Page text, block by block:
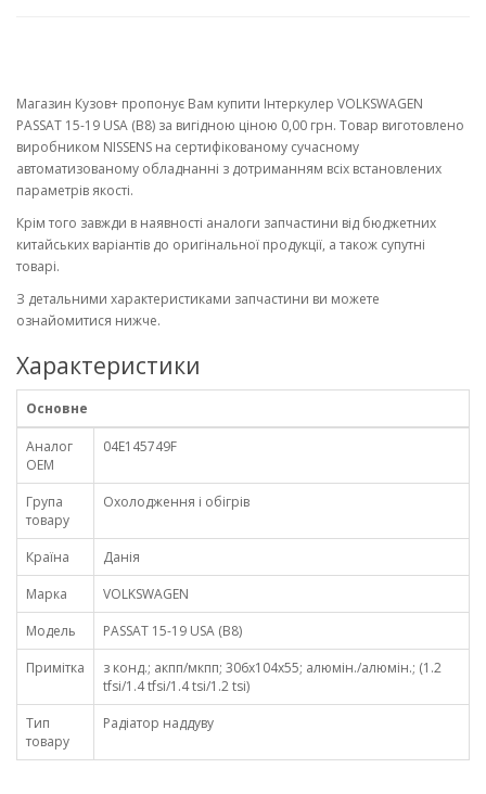
Магазин Кузов+ пропонує Вам купити Інтеркулер VOLKSWAGEN
PASSAT 15-19 USA (B8) за вигідною ціною 0,00 грн. Товар виготовлено
виробником NISSENS на сертифікованому сучасному
автоматизованому обладнанні з дотриманням всіх встановлених
параметрів якості.
Крім того завжди в наявності аналоги запчастини від бюджетних
китайських варіантів до оригінальної продукції, а також супутні
товарі.
З детальними характеристиками запчастини ви можете
ознайомитися нижче.
Характеристики
Основне
Аналог
OEM
04E145749F
Група
товару
Охолодження і обігрів
Країна
Данія
Марка
VOLKSWAGEN
Модель
PASSAT 15-19 USA (B8)
Примітка
з конд.; акпп/мкпп; 306x104x55; алюмін./алюмін.; (1.2
tfsi/1.4 tfsi/1.4 tsi/1.2 tsi)
Тип
товару
Радіатор наддуву